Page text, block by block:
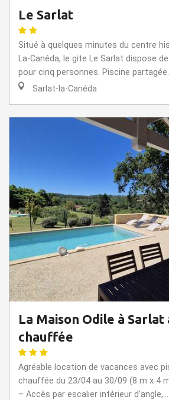
Le Sarlat
Situé à quelques minutes du centre
La-Canéda, le gite Le Sarlat dispose
pour cinq personnes. Piscine partagée.
Sarlat-la-Canéda
La Maison Odile à Sarlat
chauffée
Agréable location de vacances avec
chauffée du 23/04 au 30/09 (8 m x 4
– Accès par escalier intérieur d’angle,...